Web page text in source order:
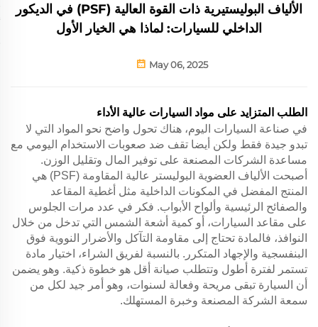
الألياف البوليستيرية ذات القوة العالية (PSF) في الديكور
الداخلي للسيارات: لماذا هي الخيار الأول
May 06, 2025
الطلب المتزايد على مواد السيارات عالية الأداء
في صناعة السيارات اليوم، هناك تحول واضح نحو المواد التي لا
تبدو جيدة فقط ولكن أيضا تقف ضد صعوبات الاستخدام اليومي مع
مساعدة الشركات المصنعة على توفير المال وتقليل الوزن.
أصبحت الألياف العضوية البوليستر عالية المقاومة (PSF) هي
المنتج المفضل في المكونات الداخلية مثل أغطية المقاعد
والصفائح الرئيسية وألواح الأبواب. فكر في عدد مرات الجلوس
على مقاعد السيارات، أو كمية أشعة الشمس التي تدخل من خلال
النوافذ، فالمادة تحتاج إلى مقاومة التآكل والأضرار النووية فوق
البنفسجية والإجهاد المتكرر. بالنسبة لفريق الشراء، اختيار مادة
تستمر لفترة أطول وتتطلب صيانة أقل هو خطوة ذكية. وهو يضمن
أن السيارة تبقى مريحة وفعالة لسنوات، وهو أمر جيد لكل من
سمعة الشركة المصنعة وخبرة المستهلك.